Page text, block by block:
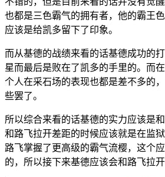
也都是三色霸气的拥有者，他的霸王
应该是给凯多留下了印象。
而从基德的战绩来看的话基德成功的
星而最后是败在了凯多的手里的。而
个人在采石场的表现也都是差不多的
些罢了。
所以综合来看的话基德的实力应该是
和路飞拉开差距的时候应该就是在监
路飞掌握了更高级的霸气流樱，这个
的，所以接下来基德应该会和路飞拉开